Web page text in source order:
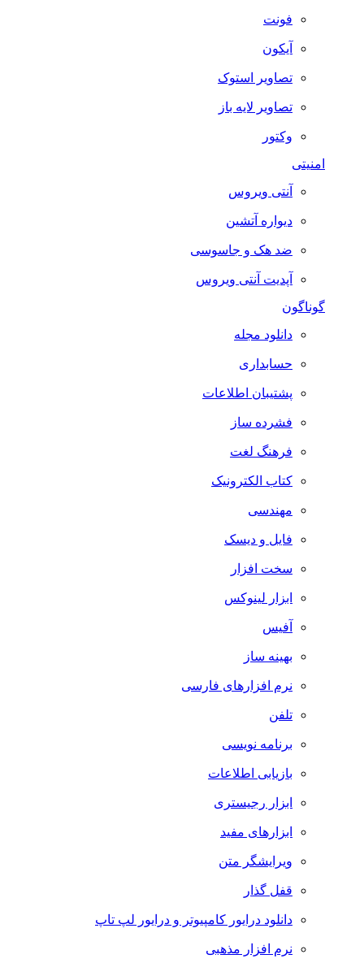
فونت
آیکون
تصاویر استوک
تصاویر لایه باز
وکتور
امنیتی
آنتی ویروس
دیواره آتشین
ضد هک و جاسوسی
آپدیت آنتی ویروس
گوناگون
دانلود مجله
حسابداری
پشتیبان اطلاعات
فشرده ساز
فرهنگ لغت
کتاب الکترونیک
مهندسی
فایل و دیسک
سخت افزار
ابزار لینوکس
آفیس
بهینه ساز
نرم افزارهای فارسی
تلفن
برنامه نویسی
بازیابی اطلاعات
ابزار رجیستری
ابزارهای مفید
ویرایشگر متن
قفل گذار
دانلود درایور کامپیوتر و درایور لپ تاپ
نرم افزار مذهبی